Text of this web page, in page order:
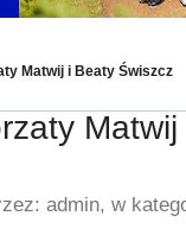
Matwij i Beaty Świszcz
admin, w